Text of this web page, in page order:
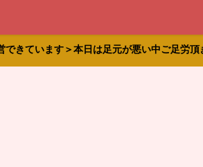
きています＞本日は足元が悪い中ご足労頂